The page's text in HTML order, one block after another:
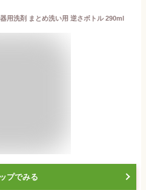
用洗剤 まとめ洗い用 逆さボトル 290ml
プでみる